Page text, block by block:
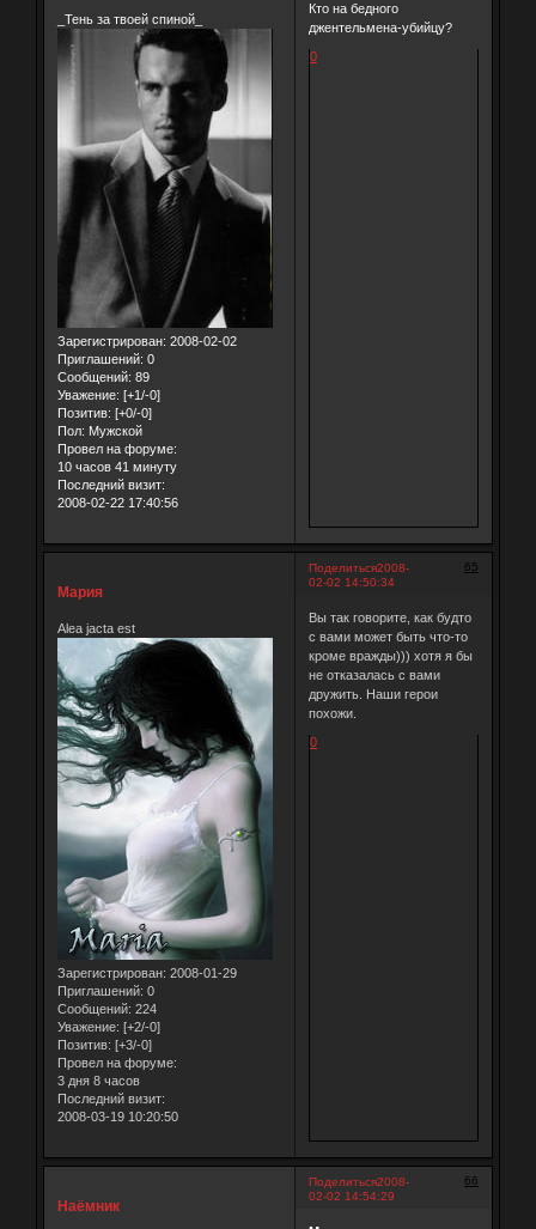
_Тень за твоей спиной_
Зарегистрирован: 2008-02-02
Приглашений: 0
Сообщений: 89
Уважение: [+1/-0]
Позитив: [+0/-0]
Пол: Мужской
Провел на форуме:
10 часов 41 минуту
Последний визит:
2008-02-22 17:40:56
Кто на бедного
джентельмена-убийцу?
0
Поделиться 65
2008-
02-02 14:50:34
Мария
Alea jacta est
Зарегистрирован: 2008-01-29
Приглашений: 0
Сообщений: 224
Уважение: [+2/-0]
Позитив: [+3/-0]
Провел на форуме:
3 дня 8 часов
Последний визит:
2008-03-19 10:20:50
Вы так говорите, как будто
с вами может быть что-то
кроме вражды))) хотя я бы
не отказалась с вами
дружить. Наши герои
похожи.
0
Поделиться 66
2008-
02-02 14:54:29
Наёмник